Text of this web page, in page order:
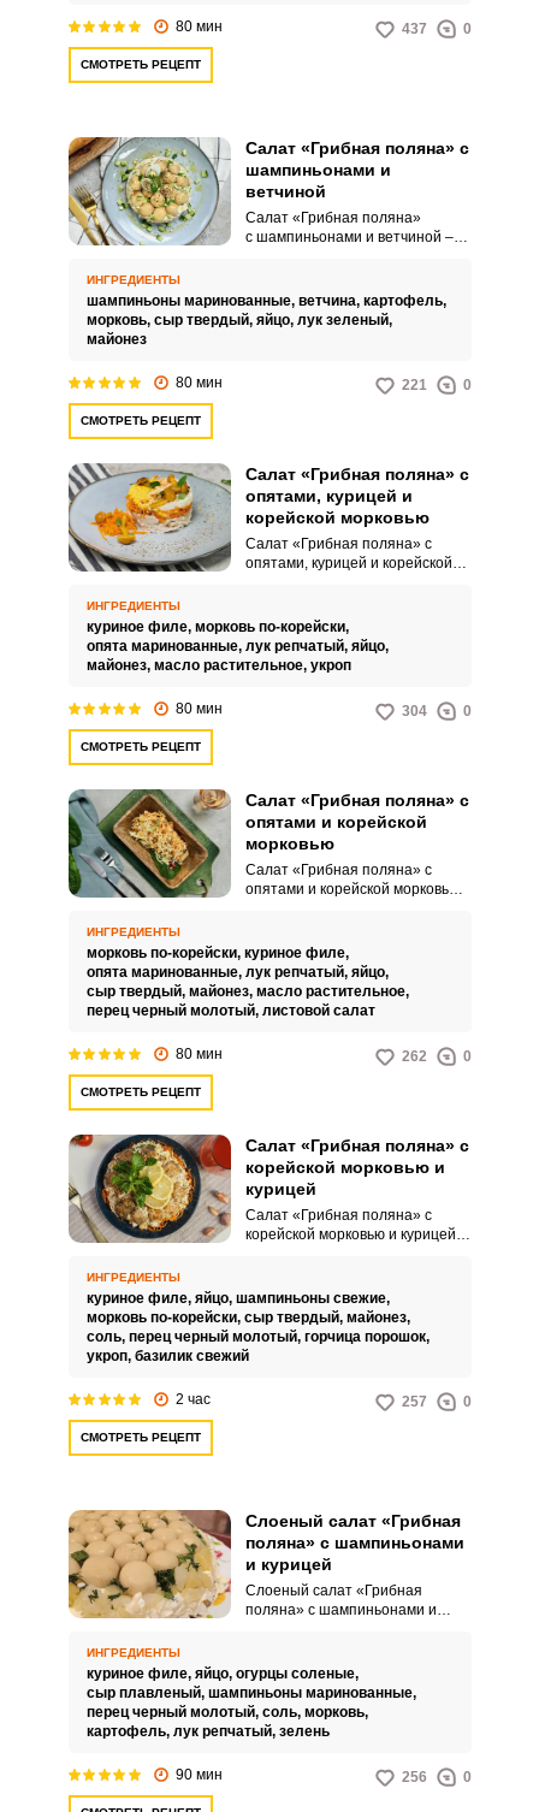
создавая эффект «грибной
80 мин 437 0
СМОТРЕТЬ РЕЦЕПТ
Салат «Грибная поляна» с
шампиньонами и
ветчиной
Салат «Грибная поляна»
с шампиньонами и ветчиной –
постсоветской кухне, известное
своим эффектным внешним
его приготовлении ингредиенты
выкладываются в форму
маринованные шампиньоны,
создающие визуальный эффект
поляны с грибами.
ИНГРЕДИЕНТЫ
шампиньоны маринованные, ветчина, картофель,
морковь, сыр твердый, яйцо, лук зеленый,
майонез
80 мин 221 0
СМОТРЕТЬ РЕЦЕПТ
Салат «Грибная поляна» с
опятами, курицей и
корейской морковью
Салат «Грибная поляна» с
опятами, курицей и корейской
представляет собой яркий и
визуально привлекательный
многослойный салат,
имитировал грибную поляну.
необычным видом и богатым
ИНГРЕДИЕНТЫ
куриное филе, морковь по-корейски,
опята маринованные, лук репчатый, яйцо,
майонез, масло растительное, укроп
80 мин 304 0
СМОТРЕТЬ РЕЦЕПТ
Салат «Грибная поляна» с
опятами и корейской
морковью
Салат «Грибная поляна» с
опятами и корейской морковью –
праздничного стола,
привлекающее внимание своим
внешним видом и насыщенным
вкусом.Советы по
маринованные опята. Хотя
грибами, например,
шампиньонами или лисичками.
ИНГРЕДИЕНТЫ
морковь по-корейски, куриное филе,
опята маринованные, лук репчатый, яйцо,
сыр твердый, майонез, масло растительное,
перец черный молотый, листовой салат
80 мин 262 0
СМОТРЕТЬ РЕЦЕПТ
Салат «Грибная поляна» с
корейской морковью и
курицей
Салат «Грибная поляна» с
корейской морковью и курицей –
своим необычным
оформлением и богатым
сочетанием ингредиентов. Такой
салат это не только вкусное, но
праздничных столах.
ИНГРЕДИЕНТЫ
куриное филе, яйцо, шампиньоны свежие,
морковь по-корейски, сыр твердый, майонез,
соль, перец черный молотый, горчица порошок,
укроп, базилик свежий
2 час 257 0
СМОТРЕТЬ РЕЦЕПТ
Слоеный салат «Грибная
поляна» с шампиньонами
и курицей
Слоеный салат «Грибная
поляна» с шампиньонами и
Презентабельный внешний вид
поразит всех гостей за
праздничным столом.
ИНГРЕДИЕНТЫ
куриное филе, яйцо, огурцы соленые,
сыр плавленый, шампиньоны маринованные,
перец черный молотый, соль, морковь,
картофель, лук репчатый, зелень
90 мин 256 0